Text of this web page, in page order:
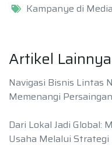
Kampanye di
Artikel Lainnya
Navigasi Bisnis Lintas
Memenangi
Dari Lokal Jadi Global:
Usaha Melalui